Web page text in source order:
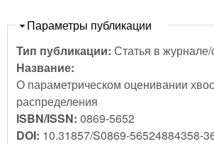
Скрыть
Параметры публикации
Тип публикации: Статья в
Название:
О параметрическом оценивании
распределения
ISBN/ISSN: 0869-5652
DOI: 10.31857/S0869-56524884358-